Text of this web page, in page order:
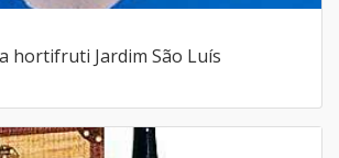
hortifruti Jardim São Luís